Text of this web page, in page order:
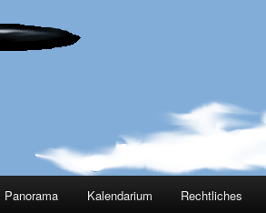
Panorama Kalendarium Rechtliches